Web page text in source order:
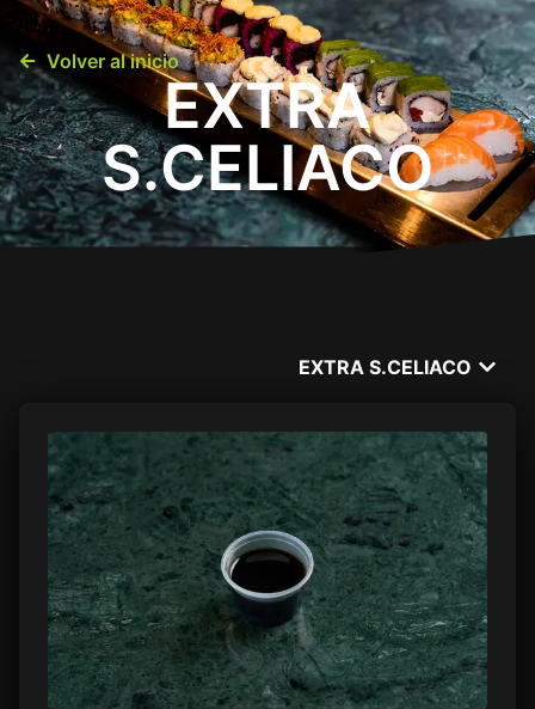
0
Menú
Sucursales
Contacto
Volver al inicio
EXTRA
S.CELIACO
EXTRA S.CELIACO